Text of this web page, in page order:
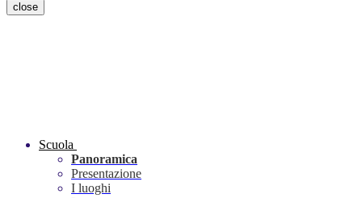
close
Scuola
Panoramica
Presentazione
I luoghi